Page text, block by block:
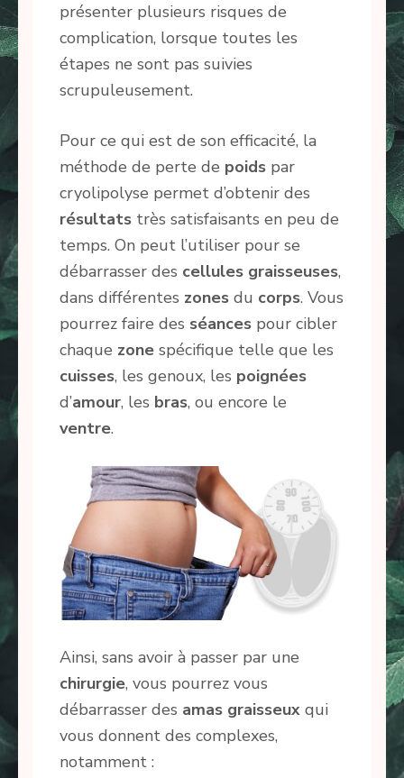
présenter plusieurs risques de
complication, lorsque toutes les
étapes ne sont pas suivies
scrupuleusement.
Pour ce qui est de son efficacité, la
méthode de perte de poids par
cryolipolyse permet d’obtenir des
résultats très satisfaisants en peu de
temps. On peut l’utiliser pour se
débarrasser des cellules graisseuses,
dans différentes zones du corps. Vous
pourrez faire des séances pour cibler
chaque zone spécifique telle que les
cuisses, les genoux, les poignées
d’amour, les bras, ou encore le
ventre.
Ainsi, sans avoir à passer par une
chirurgie, vous pourrez vous
débarrasser des amas graisseux qui
vous donnent des complexes,
notamment :